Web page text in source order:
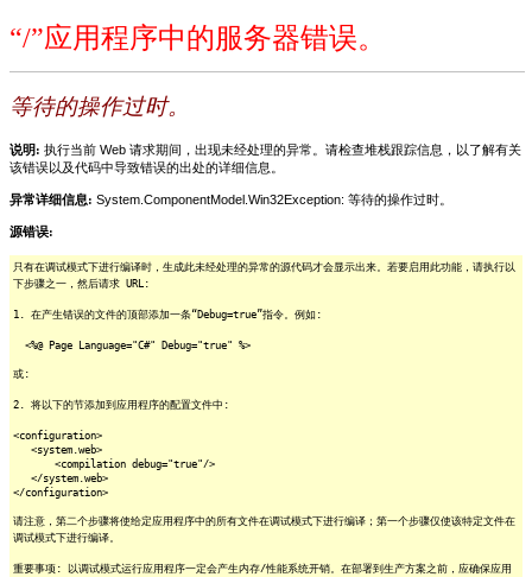
“/”应用程序中的服务器错误。
等待的操作过时。
说明: 执行当前 Web 请求期间，出现未经处理的异常。请检查堆栈跟踪信息，以了解有关
该错误以及代码中导致错误的出处的详细信息。
异常详细信息: System.ComponentModel.Win32Exception: 等待的操作过时。
源错误:
只有在调试模式下进行编译时，生成此未经处理的异常的源代码才会显示出来。若要启用此功能，请执行以
下步骤之一，然后请求 URL:
1. 在产生错误的文件的顶部添加一条“Debug=true”指令。例如:
<%@ Page Language="C#" Debug="true" %>
或:
2. 将以下的节添加到应用程序的配置文件中:
<configuration>
<system.web>
<compilation debug="true"/>
</system.web>
</configuration>
请注意，第二个步骤将使给定应用程序中的所有文件在调试模式下进行编译；第一个步骤仅使该特定文件在
调试模式下进行编译。
重要事项: 以调试模式运行应用程序一定会产生内存/性能系统开销。在部署到生产方案之前，应确保应用